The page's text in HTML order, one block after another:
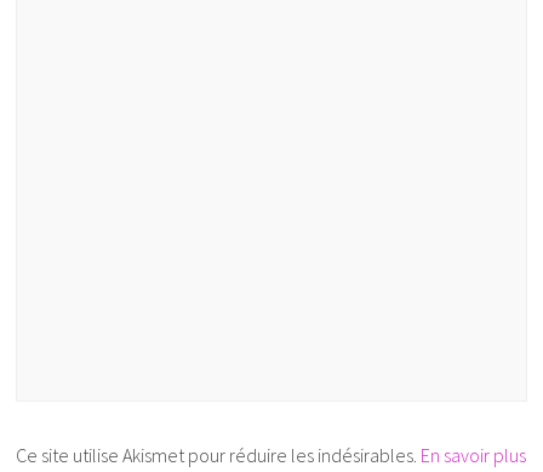
Ce site utilise Akismet pour réduire les indésirables. En savoir plus